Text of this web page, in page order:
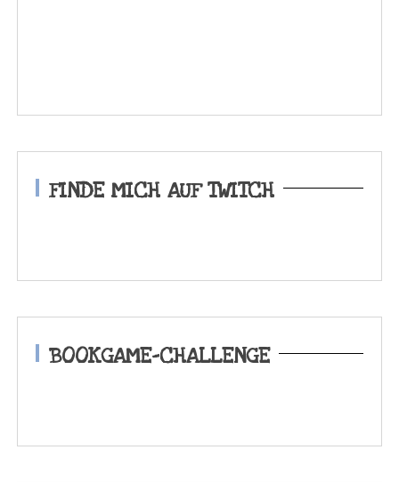
FINDE MICH AUF TWITCH
BOOKGAME-CHALLENGE